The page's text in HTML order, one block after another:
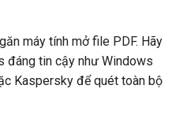
máy tính mở file PDF. Hãy
đáng tin cậy như Windows
Kaspersky để quét toàn bộ